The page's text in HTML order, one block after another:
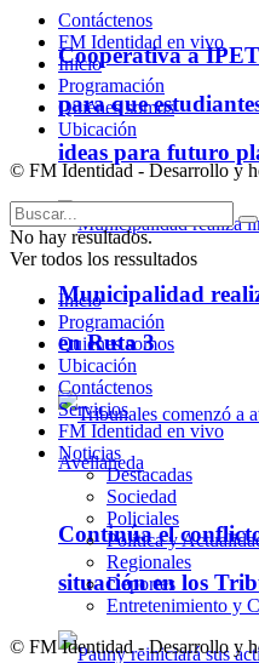
Cooperativa a
para que
ideas para futuro
Municipalidad
en Ruta 3
Continúa el
situación en los
Contáctenos
FM Identidad en vivo
Inicio
Programación
Quienes somos
Ubicación
© FM Identidad - Desarrollo y
No hay resultados.
Ver todos los ressultados
Inicio
Programación
Quienes somos
Ubicación
Contáctenos
Servicios
FM Identidad en vivo
Noticias
Destacadas
Sociedad
Policiales
Política y
Regionales
Deportes
Entretenimiento y
© FM Identidad - Desarrollo y